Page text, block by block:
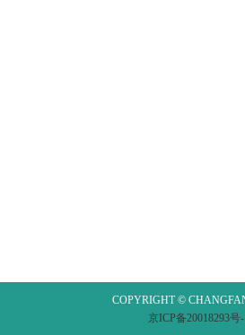
COPYRIGHT ©
京ICP备20018293号